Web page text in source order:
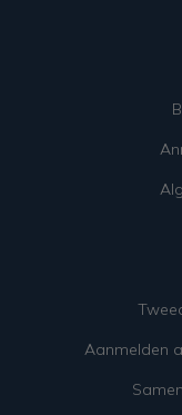
Aanmelden